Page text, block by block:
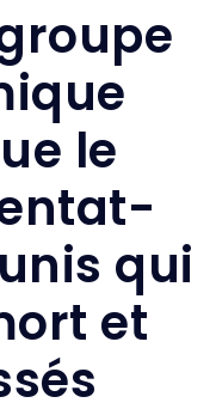
le
qui
et